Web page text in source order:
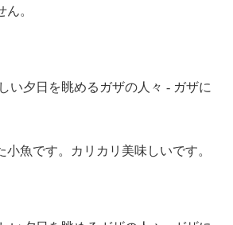
。
魚です。カリカリ美味しいです。